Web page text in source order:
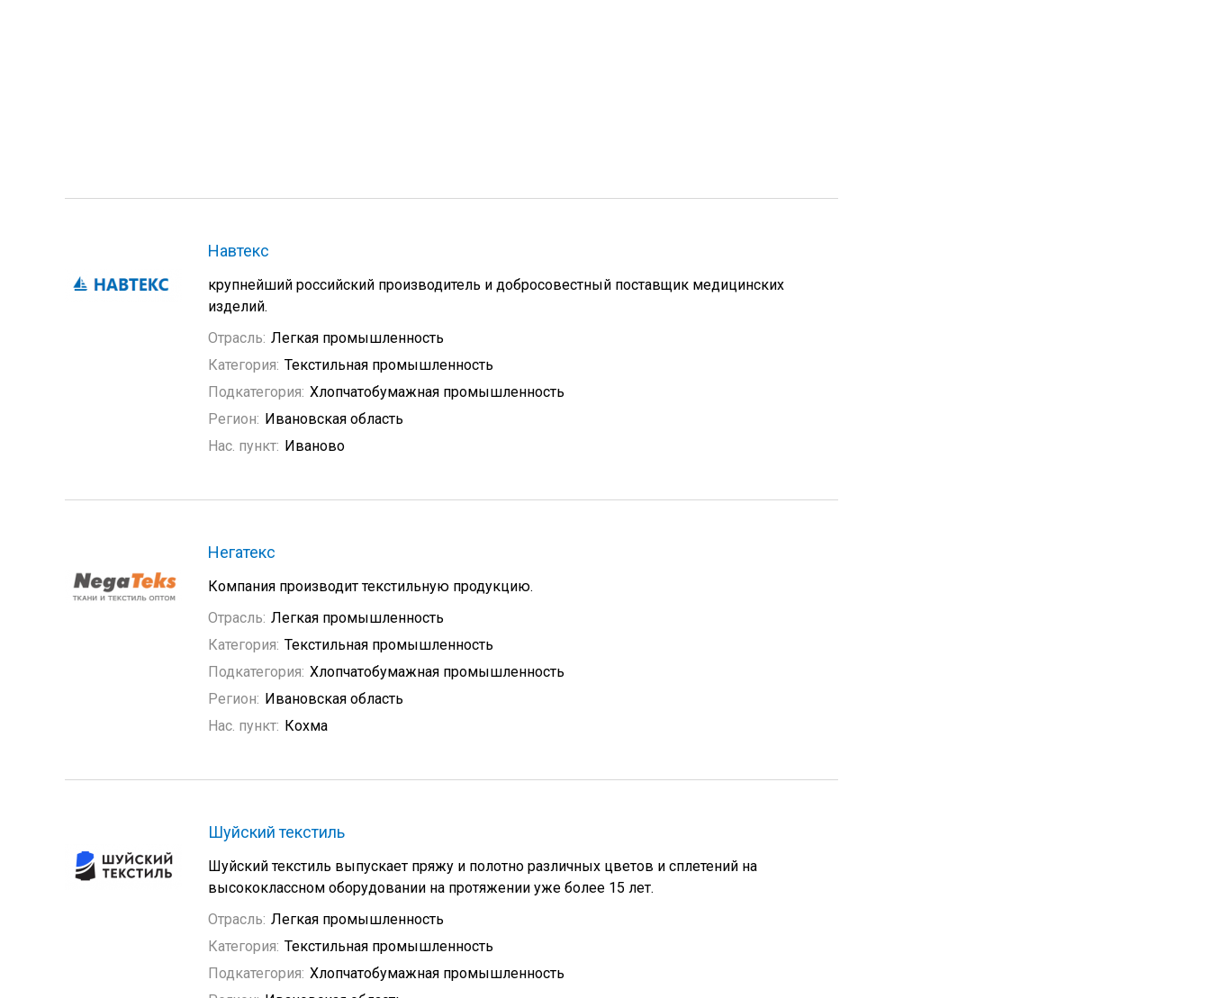
Навтекс
крупнейший российский производитель и добросовестный поставщик медицинских
изделий.
Отрасль: Легкая промышленность
Категория: Текстильная промышленность
Подкатегория: Хлопчатобумажная промышленность
Регион: Ивановская область
Нас. пункт: Иваново
Негатекс
Компания производит текстильную продукцию.
Отрасль: Легкая промышленность
Категория: Текстильная промышленность
Подкатегория: Хлопчатобумажная промышленность
Регион: Ивановская область
Нас. пункт: Кохма
Шуйский текстиль
Шуйский текстиль выпускает пряжу и полотно различных цветов и сплетений на
высококлассном оборудовании на протяжении уже более 15 лет.
Отрасль: Легкая промышленность
Категория: Текстильная промышленность
Подкатегория: Хлопчатобумажная промышленность